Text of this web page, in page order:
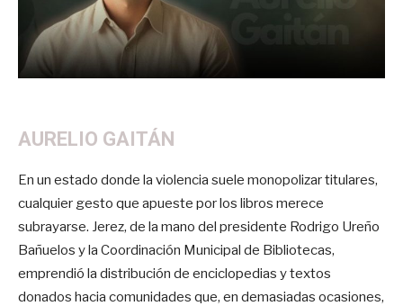
AURELIO GAITÁN
En un estado donde la violencia suele monopolizar titulares,
cualquier gesto que apueste por los libros merece
subrayarse. Jerez, de la mano del presidente Rodrigo Ureño
Bañuelos y la Coordinación Municipal de Bibliotecas,
emprendió la distribución de enciclopedias y textos
donados hacia comunidades que, en demasiadas ocasiones,